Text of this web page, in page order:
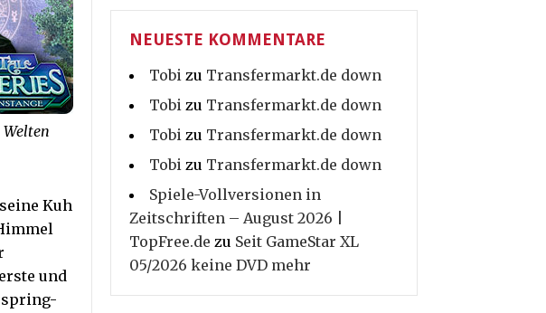
Kuh
und
NEUESTE KOMMENTARE
Tobi zu Transfermarkt.de down
Tobi zu Transfermarkt.de down
Tobi zu Transfermarkt.de down
Tobi zu Transfermarkt.de down
Spiele-Vollversionen in
Zeitschriften – August 2026 |
TopFree.de zu Seit GameStar XL
05/2026 keine DVD mehr